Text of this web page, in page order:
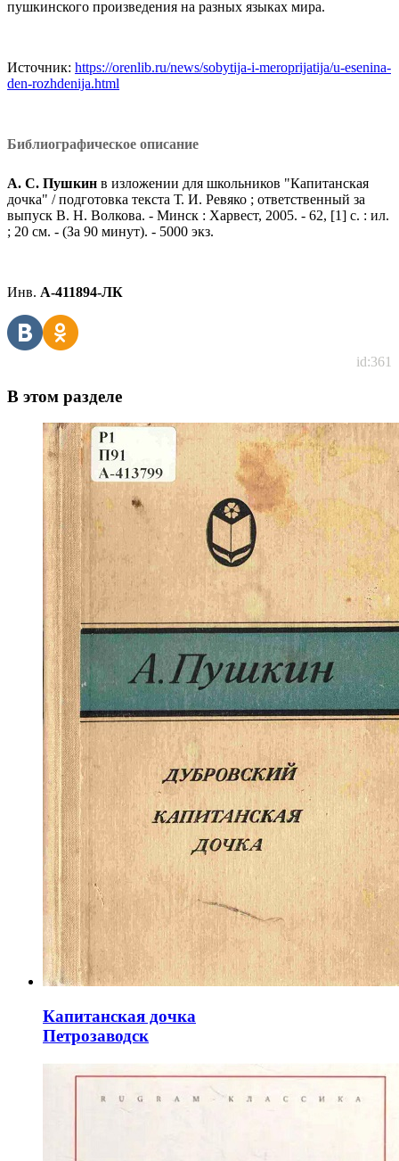
пушкинского произведения на разных языках мира.
Источник: https://orenlib.ru/news/sobytija-i-meroprijatija/u-esenina-
den-rozhdenija.html
Библиографическое описание
А. С. Пушкин в изложении для школьников "Капитанская
дочка" / подготовка текста Т. И. Ревяко ; ответственный за
выпуск В. Н. Волкова. - Минск : Харвест, 2005. - 62, [1] с. : ил.
; 20 см. - (За 90 минут). - 5000 экз.
Инв. А-411894-ЛК
id:361
В этом разделе
Капитанская дочка
Петрозаводск